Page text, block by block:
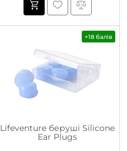
+18 балів
Lifeventure беруші Silicone
Ear Plugs